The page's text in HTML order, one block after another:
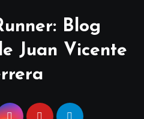
Blog
Juan Vicente